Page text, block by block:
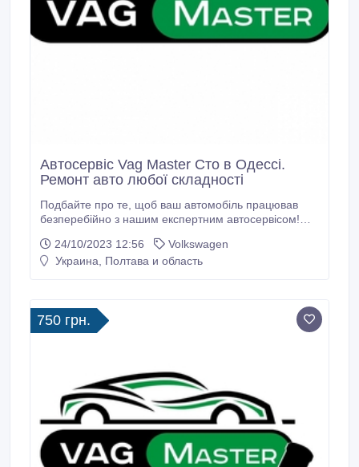
Автосервіс Vag Master Сто в Одессі.
Ремонт авто любої складності
Подбайте про те, щоб ваш автомобіль працював
безперебійно з нашим експертним автосервісом!
чекайте, поки щось піде не так – забезпечте
безперебійну роботу вашого автомобіля з нашим
вашого автомобіля.
24/10/2023 12:56
Volkswagen
Украина, Полтава и область
750 грн.